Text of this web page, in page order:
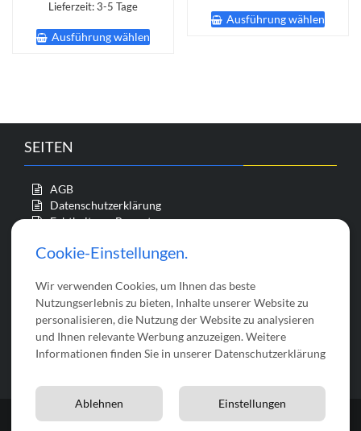
Lieferzeit: 3-5 Tage
Ausführung wählenProdukt
Die
auf
Produktseite
gewählt
Ausführung wählen
der
SEITEN
AGB
Datenschutzerklärung
Echtheit von Bewertungen
Kasse
Startseite
Über uns
Versandkosten
Vertrag widerrufen
Warenkorb
© 2026 bastelix | Theme byTheme Farmer
Cookie-Einstellungen.
Wir verwenden Cookies, um Ihnen das beste
Nutzungserlebnis zu bieten, Inhalte unserer Website zu
personalisieren, die Nutzung der Website zu analysieren
und Ihnen relevante Werbung anzuzeigen. Weitere
Informationen finden Sie in unserer Datenschutzerklärung
Einstellungen
Ablehnen